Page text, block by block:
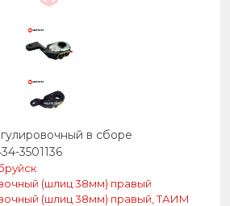
в сборе
3501136
(шлиц 38мм) правый
(шлиц 38мм) правый, ТАИМ